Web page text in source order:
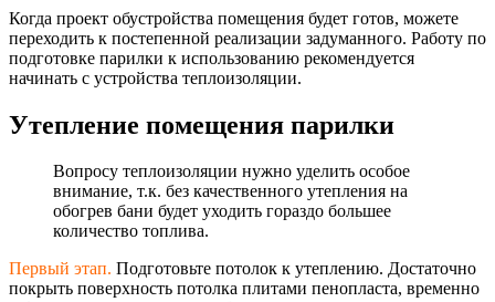
Когда проект обустройства помещения будет готов, можете
переходить к постепенной реализации задуманного. Работу по
подготовке парилки к использованию рекомендуется
начинать с устройства теплоизоляции.
Утепление помещения парилки
Вопросу теплоизоляции нужно уделить особое
внимание, т.к. без качественного утепления на
обогрев бани будет уходить гораздо большее
количество топлива.
Первый этап. Подготовьте потолок к утеплению. Достаточно
покрыть поверхность потолка плитами пенопласта, временно